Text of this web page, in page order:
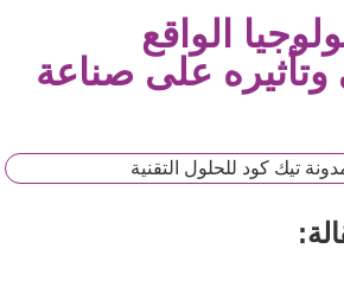
الواقع
وتأثيره على صناعة